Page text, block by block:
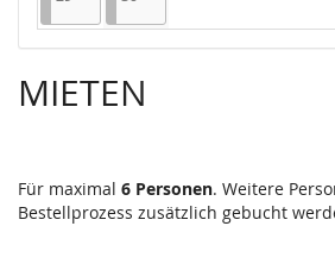
MIETEN
Für maximal 6 Personen. Weitere
Bestellprozess zusätzlich gebucht